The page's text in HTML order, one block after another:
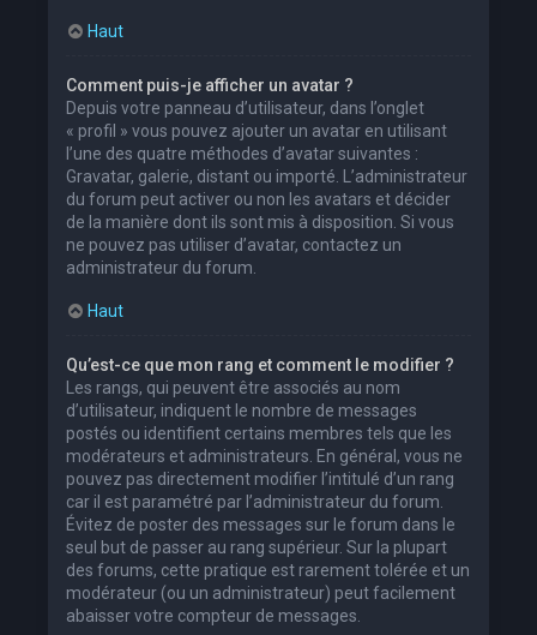
Haut
Comment puis-je afficher un avatar ?
Depuis votre panneau d’utilisateur, dans l’onglet
« profil » vous pouvez ajouter un avatar en utilisant
l’une des quatre méthodes d’avatar suivantes :
Gravatar, galerie, distant ou importé. L’administrateur
du forum peut activer ou non les avatars et décider
de la manière dont ils sont mis à disposition. Si vous
ne pouvez pas utiliser d’avatar, contactez un
administrateur du forum.
Haut
Qu’est-ce que mon rang et comment le modifier ?
Les rangs, qui peuvent être associés au nom
d’utilisateur, indiquent le nombre de messages
postés ou identifient certains membres tels que les
modérateurs et administrateurs. En général, vous ne
pouvez pas directement modifier l’intitulé d’un rang
car il est paramétré par l’administrateur du forum.
Évitez de poster des messages sur le forum dans le
seul but de passer au rang supérieur. Sur la plupart
des forums, cette pratique est rarement tolérée et un
modérateur (ou un administrateur) peut facilement
abaisser votre compteur de messages.